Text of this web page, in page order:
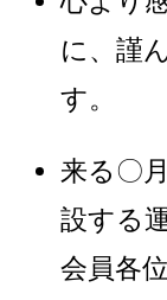
に、謹
す。
来る〇
設する
会員各